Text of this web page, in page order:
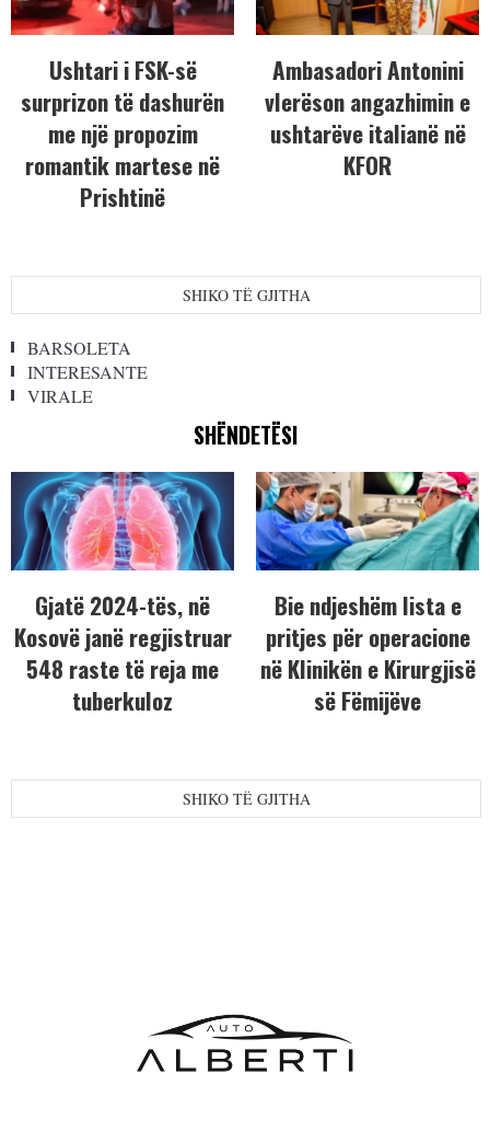
Ushtari i FSK-së
surprizon të dashurën
me një propozim
romantik martese në
Prishtinë
Ambasadori Antonini
vlerëson angazhimin e
ushtarëve italianë në
KFOR
SHIKO TË GJITHA
BARSOLETA
INTERESANTE
VIRALE
SHËNDETËSI
Gjatë 2024-tës, në
Kosovë janë regjistruar
548 raste të reja me
tuberkuloz
Bie ndjeshëm lista e
pritjes për operacione
në Klinikën e Kirurgjisë
së Fëmijëve
SHIKO TË GJITHA